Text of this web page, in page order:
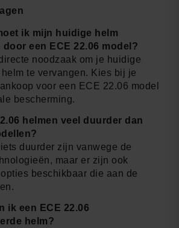
ik mijn huidige helm
een ECE 22.06 model?
noodzaak om je huidige
helm te vervangen. Kies bij je
voor een ECE 22.06 model
bescherming.
helmen veel duurder dan
duurder zijn vanwege de
maar er zijn ook
beschikbaar die aan de
ik een ECE 22.06
helm?